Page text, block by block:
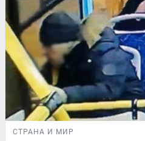
СТРАНА И МИР